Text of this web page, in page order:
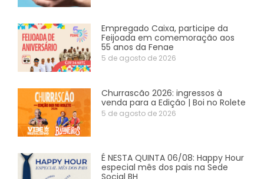
Empregado Caixa, participe da
Feijoada em comemoração aos
55 anos da Fenae
5 de agosto de 2026
Churrascão 2026: ingressos à
venda para a Edição | Boi no Rolete
5 de agosto de 2026
É NESTA QUINTA 06/08: Happy Hour
especial mês dos pais na Sede